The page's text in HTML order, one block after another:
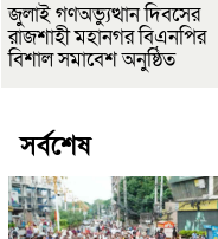
জুলাই গণঅভ্যুত্থান দিবসের
রাজশাহী মহানগর বিএনপির
বিশাল সমাবেশ অনুষ্ঠিত
সর্বশেষ